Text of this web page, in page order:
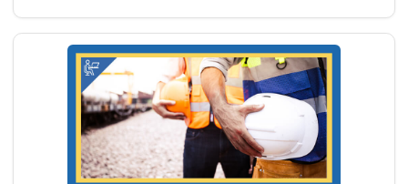
HACCP corsi:
formazione
specializzata per
operatori alimentari
Opportunità di Partnership